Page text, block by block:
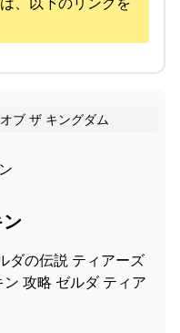
ブ ザ キングダム
ダの伝説 ティアーズ
攻略 ゼルダ ティア